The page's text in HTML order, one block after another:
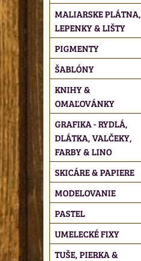
MALIARSKE PLÁTNA,
LEPENKY & LIŠTY
PIGMENTY
ŠABLÓNY
KNIHY &
OMAĽOVÁNKY
GRAFIKA - RYDLÁ,
DLÁTKA, VALČEKY,
FARBY & LINO
SKICÁRE & PAPIERE
MODELOVANIE
PASTEL
UMELECKÉ FIXY
TUŠE, PIERKA &